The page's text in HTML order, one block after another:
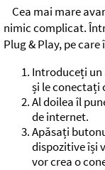
Cea mai mare
nimic complicat.
Plug & Play, pe
Introduceți un
și le conectați
Al doilea îl
de internet.
Apăsați
dispozitive își
vor crea o